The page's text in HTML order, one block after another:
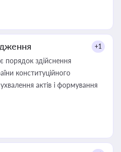
+1
порядок здійснення
конституційного
актів і формування